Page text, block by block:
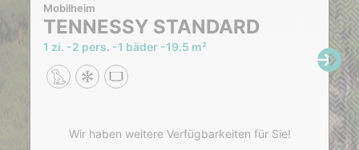
Mobilheim
TENNESSY STANDARD
1 zi. 2 pers. 1 bäder 19.5 m²
Wir haben weitere Verfügbarkeiten für Sie!